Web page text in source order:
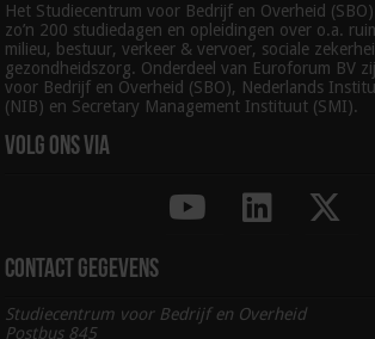
Het Studiecentrum voor Bedrijf en Overheid
zo’n 200 studiedagen en opleidingen over o.a.
milieu, bestuur, verkeer & vervoer, sociale
gezondheidszorg. Onderdeel van Euroforum BV
voor Bedrijf en Overheid (SBO), Nederlands
(NIB) en Secretary Management Instituut (SMI).
Volg ons via
Contact gegevens
Studiecentrum voor Bedrijf en Overheid
Postbus 845